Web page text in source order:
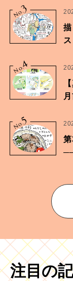
No.
3
No.
4
No.
5
注目の